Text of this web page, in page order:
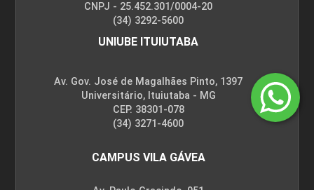
MECÂNICA
CNPJ - 25.452.301/0004-20
(34) 3292-5600
UNIUBE ITUIUTABA
Av. Gov. José de Magalhães Pinto, 1397
Universitário, Ituiutaba - MG
CEP. 38301-078
(34) 3271-4600
CAMPUS VILA GÁVEA